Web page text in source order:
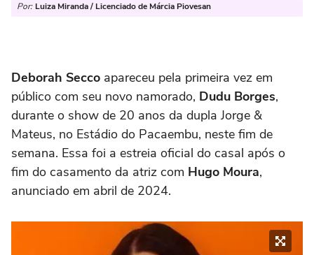
Por: Luiza Miranda / Licenciado de Márcia Piovesan
Deborah Secco apareceu pela primeira vez em
público com seu novo namorado, Dudu Borges,
durante o show de 20 anos da dupla Jorge &
Mateus, no Estádio do Pacaembu, neste fim de
semana. Essa foi a estreia oficial do casal após o
fim do casamento da atriz com Hugo Moura,
anunciado em abril de 2024.